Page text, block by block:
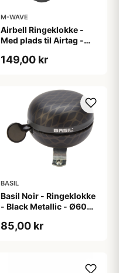
M-WAVE
Airbell Ringeklokke -
Med plads til Airtag -
149,00 kr
BASIL
Basil Noir - Ringeklokke
- Black Metallic - Ø60
85,00 kr